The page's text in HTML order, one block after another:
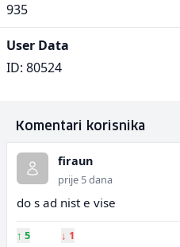
935
User Data
ID: 80524
Komentari korisnika
firaun
prije 5 dana
do s ad nist e vise
↑ 5 ↓ 1